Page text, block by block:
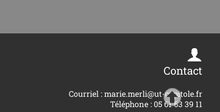
Contact
Courriel : marie.merli@ut-capitole.fr
Téléphone : 05 61 63 39 11